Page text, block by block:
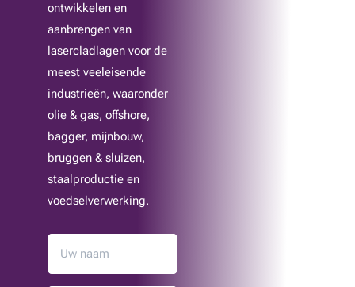
ontwikkelen en
aanbrengen van
lasercladlagen voor de
meest veeleisende
industrieën, waaronder
olie & gas, offshore,
bagger, mijnbouw,
bruggen & sluizen,
staalproductie en
voedselverwerking.